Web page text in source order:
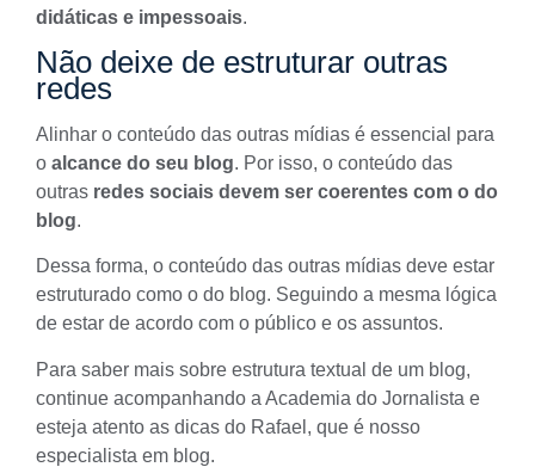
didáticas e impessoais.
Não deixe de estruturar outras
redes
Alinhar o conteúdo das outras mídias é essencial para
o alcance do seu blog. Por isso, o conteúdo das
outras redes sociais devem ser coerentes com o do
blog.
Dessa forma, o conteúdo das outras mídias deve estar
estruturado como o do blog. Seguindo a mesma lógica
de estar de acordo com o público e os assuntos.
Para saber mais sobre estrutura textual de um blog,
continue acompanhando a Academia do Jornalista e
esteja atento as dicas do Rafael, que é nosso
especialista em blog.